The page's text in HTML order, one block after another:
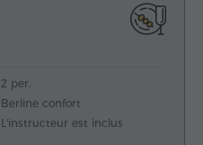
2per.
Berline confort
L'instructeur est inclus